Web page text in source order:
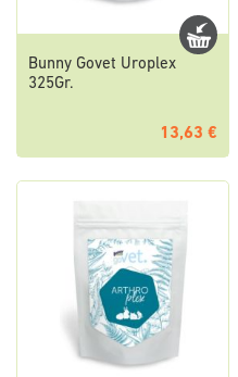
Bunny Govet Uroplex
325Gr.
13,63 €